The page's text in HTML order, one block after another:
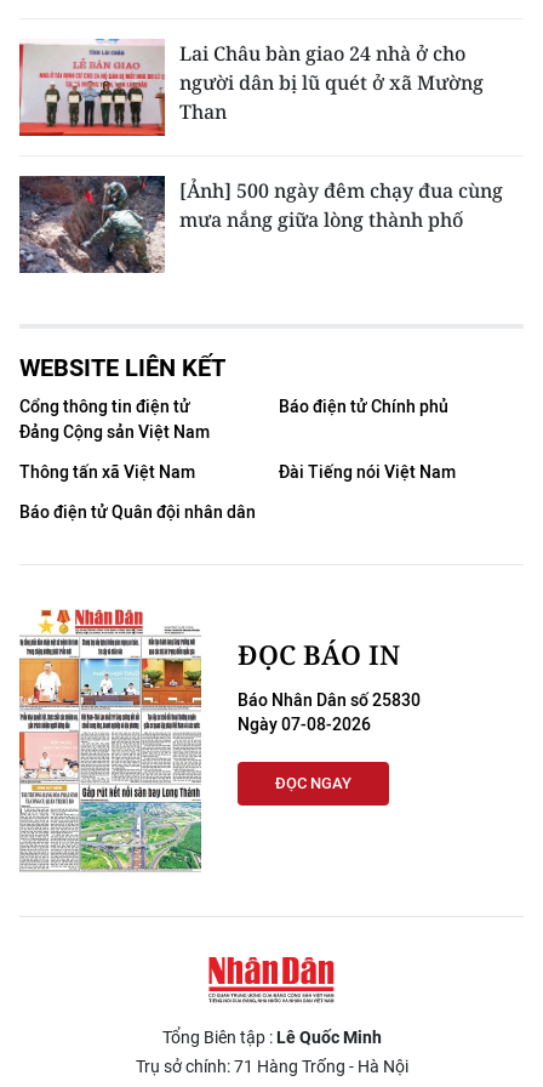
Lai Châu bàn giao 24 nhà ở cho
người dân bị lũ quét ở xã Mường
Than
[Ảnh] 500 ngày đêm chạy đua cùng
mưa nắng giữa lòng thành phố
WEBSITE LIÊN KẾT
Cổng thông tin điện tử
Đảng Cộng sản Việt Nam
Báo điện tử Chính phủ
Thông tấn xã Việt Nam
Đài Tiếng nói Việt Nam
Báo điện tử Quân đội nhân dân
ĐỌC BÁO IN
Báo Nhân Dân số 25830
Ngày 07-08-2026
ĐỌC NGAY
Tổng Biên tập :Lê Quốc Minh
Trụ sở chính: 71 Hàng Trống - Hà Nội